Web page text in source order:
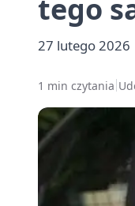
tego
27 lutego 2026
1 min czytania